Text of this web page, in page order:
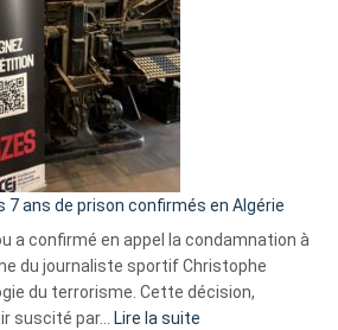
Irlande
et
Slovénie
rejettent
la
présence
d’Israël
7 ans de prison confirmés en Algérie
a confirmé en appel la condamnation à
du journaliste sportif Christophe
du terrorisme. Cette décision,
suscité par…
Lire la suite